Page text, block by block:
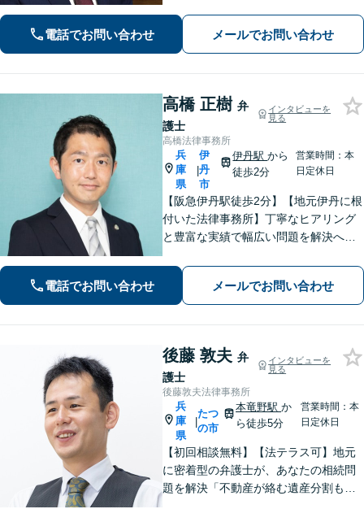
（海事補佐人）にも対応可能です。
電話でお問い合わせ メールでお問い合わせ
高橋 正樹 弁
護士
インタビューを
見る
高橋法律事務所
兵
庫
県
|
伊
丹
市
伊丹駅から
徒歩2分
営業時間：本
日定休日
【阪急伊丹駅徒歩2分】【地元伊丹に根
付いた法律事務所】丁寧なヒアリング
と豊富な実績で幅広い問題を解決へ導
請求／面会交流など【相続・遺言】相
続放棄／遺産分割調停など【電話・メ
ール相談初回無料】【休日夜間対応
可】
電話でお問い合わせ メールでお問い合わせ
後藤 敦夫 弁
護士
インタビューを
見る
後藤敦夫法律事務所
兵
庫
県
|
たつ
の市
本竜野駅か
ら徒歩5分
営業時間：本
日定休日
【初回相談無料】【法テラス可】地元
に密着型の弁護士が、あなたの相続問
題を解決「不動産が絡む遺産分割も的